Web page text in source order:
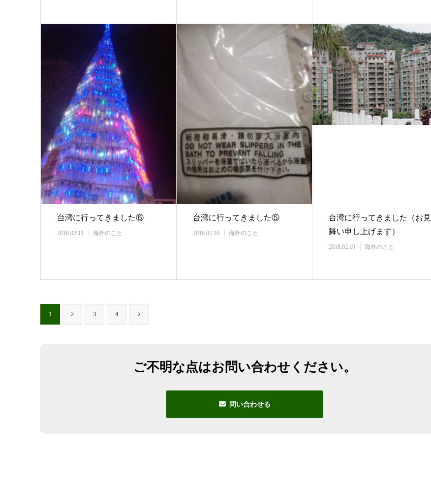
台湾に行ってきました⑥
2018.02.11 海外のこと
台湾に行ってきました⑤
2018.02.10 海外のこと
台湾に行ってきました（お見
舞い申し上げます）
2018.02.10 海外のこと
1 2 3 4
ご不明な点はお問い合わせください。
問い合わせる